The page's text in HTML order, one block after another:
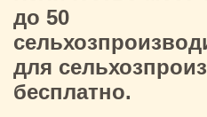
до 50
для
бесплатно.